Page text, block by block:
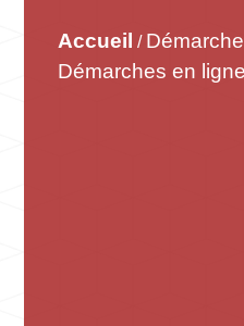
Accueil /
Démarches en ligne